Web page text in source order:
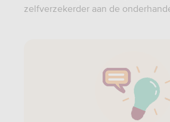
zelfverzekerder aan de